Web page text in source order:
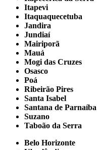
Itapevi
Itaquaquecetuba
Jandira
Jundiaí
Mairiporã
Mauá
Mogi das Cruzes
Osasco
Poá
Ribeirão Pires
Santa Isabel
Santana de Parnaíba
Suzano
Taboão da Serra
Belo Horizonte